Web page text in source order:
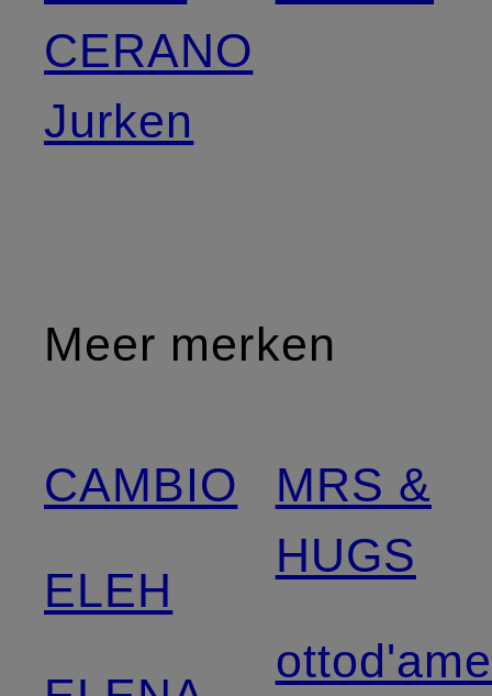
CERANO
Jurken
Meer merken
CAMBIO
ELEH
MRS &
HUGS
ottod'ame